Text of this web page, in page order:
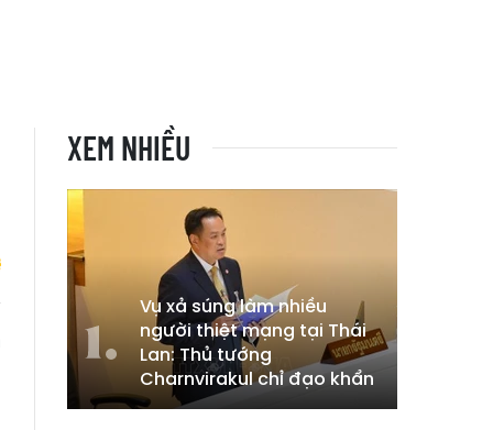
XEM NHIỀU
Vụ xả súng làm nhiều
người thiệt mạng tại Thái
Lan: Thủ tướng
Charnvirakul chỉ đạo khẩn